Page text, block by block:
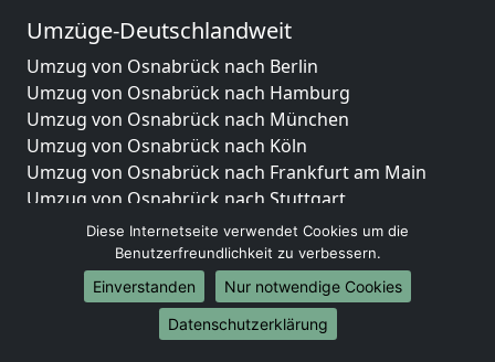
Umzüge-Deutschlandweit
Umzug von Osnabrück nach Berlin
Umzug von Osnabrück nach Hamburg
Umzug von Osnabrück nach München
Umzug von Osnabrück nach Köln
Umzug von Osnabrück nach Frankfurt am Main
Umzug von Osnabrück nach Stuttgart
Umzug von Osnabrück nach Düsseldorf
Umzug von Osnabrück nach Leipzig
Umzug von Osnabrück nach Dortmund
Umzug von Osnabrück nach Essen
Umzug von Osnabrück nach Bremen
Diese Internetseite verwendet Cookies um die
Benutzerfreundlichkeit zu verbessern.
Einverstanden
Nur notwendige Cookies
Datenschutzerklärung